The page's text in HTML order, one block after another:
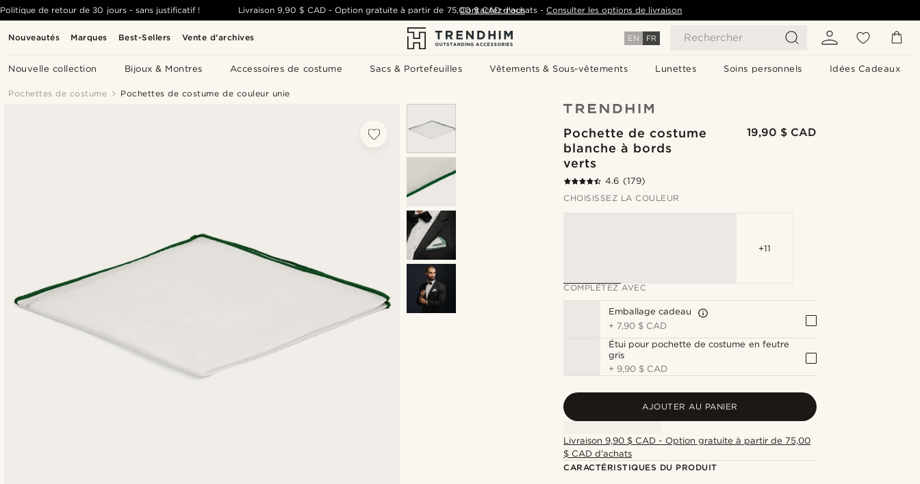
Nouveautés Marques Best-Sellers Vente d'archives EN FR Rechercher
Nouvelle collection Bijoux & Montres Accessoires de costume Sacs & Portefeuilles Vêtements & Sous-vêtements Lunettes Soins personnels Idées Cadeaux
Politique de retour de 30 jours - sans justificatif ! Livraison 9,90 $ CAD-Option gratuite à partir de 75,00 $ CAD d'achats - Consulter les options de livraison
Contactez-nous
Pochettes de costume Pochettes de costume de couleur unie
Pochette de costume
blanche à bords
verts
19,90 $ CAD
4.6 (179)
CHOISISSEZ LA COULEUR
+11
COMPLÉTEZ AVEC
Emballage cadeau
+ 7,90 $ CAD
Étui pour pochette de costume en feutre
gris
+ 9,90 $ CAD
AJOUTER AU PANIER
Livraison 9,90 $ CAD - Option gratuite à partir de 75,00
$ CAD d'achats
CARACTÉRISTIQUES DU PRODUIT